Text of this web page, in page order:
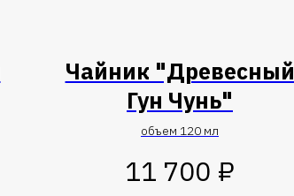
Чайник "Древесный
Гун Чунь"
объем 120 мл
11 700 ₽